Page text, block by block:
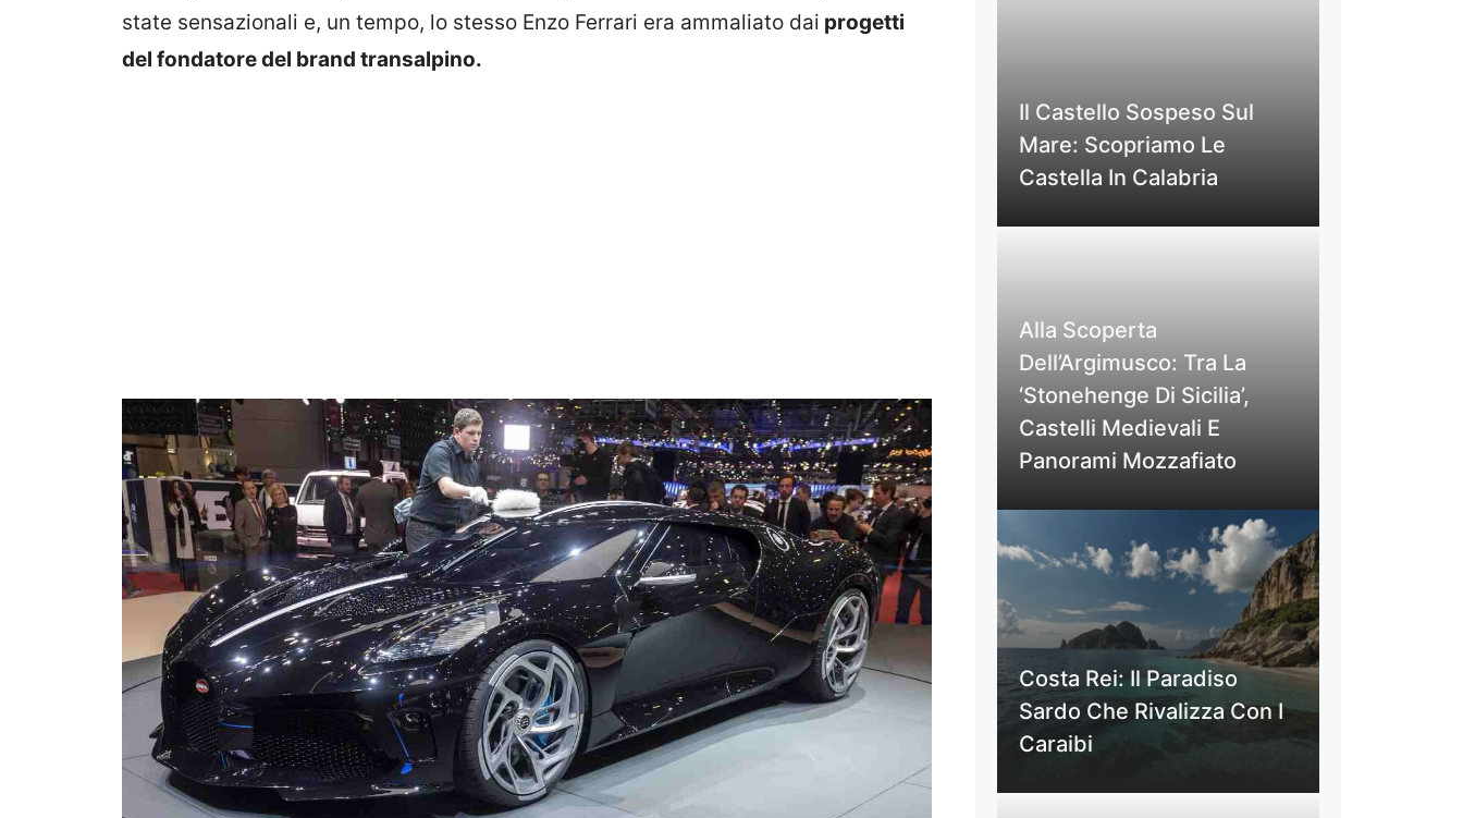
state sensazionali e, un tempo, lo stesso Enzo Ferrari era ammaliato dai progetti
del fondatore del brand transalpino.
Il Castello Sospeso Sul
Mare: Scopriamo Le
Castella In Calabria
Alla Scoperta
Dell’Argimusco: Tra La
‘Stonehenge Di Sicilia’,
Castelli Medievali E
Panorami Mozzafiato
Costa Rei: Il Paradiso
Sardo Che Rivalizza Con I
Caraibi